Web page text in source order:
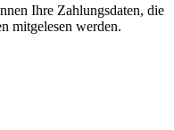
Ihre Zahlungsdaten, die
mitgelesen werden.